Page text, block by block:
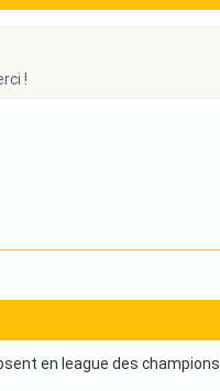
!
en league des champions.